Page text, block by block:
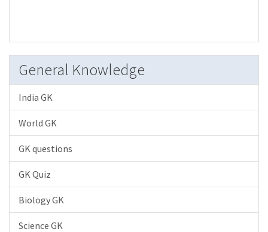
General Knowledge
India GK
World GK
GK questions
GK Quiz
Biology GK
Science GK